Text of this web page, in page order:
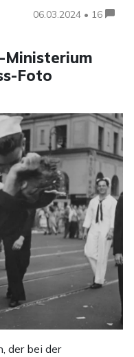
06.03.2024 • 16
Ministerium
Foto
der bei der